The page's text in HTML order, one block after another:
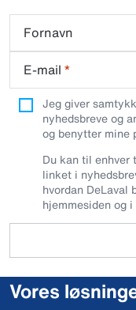
Fornavn
E-mail *
Jeg giver
nyhedsbreve og
og benytter mine
Du kan til enhver
linket i
hvordan DeLaval
hjemmesiden og
Vores